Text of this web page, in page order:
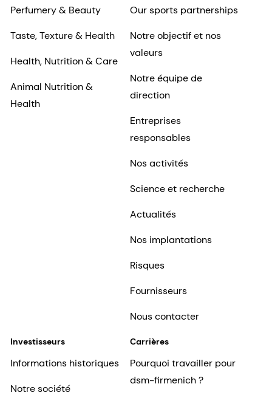
Perfumery & Beauty
Taste, Texture & Health
Health, Nutrition & Care
Animal Nutrition &
Health
Our sports partnerships
Notre objectif et nos
valeurs
Notre équipe de
direction
Entreprises
responsables
Nos activités
Science et recherche
Actualités
Nos implantations
Risques
Fournisseurs
Nous contacter
Investisseurs
Informations historiques
Notre société
Carrières
Pourquoi travailler pour
dsm-firmenich ?